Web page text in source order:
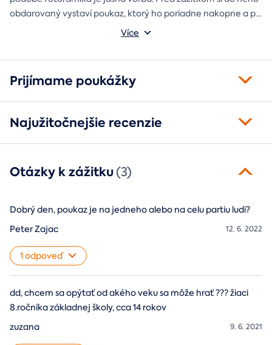
obdarovaný vystaví poukaz, ktorý ho poriadne nakopne a po
absolvovaní tam poputuje fotka zo zážitku, ktorá pri každom
Môžete vybrať z motívov balónový, tunelový a univerzálny
Více
Prijímame poukážky
Najužitočnejšie recenzie
Otázky k zážitku(3)
Dobrý den, poukaz je na jedneho alebo na celu partiu ludi?
12. 6. 2022
Peter Zajac
1 odpoveď
dd, chcem sa opýtať od akého veku sa môže hrať ??? žiaci
8.ročníka základnej školy, cca 14 rokov
9. 6. 2021
zuzana